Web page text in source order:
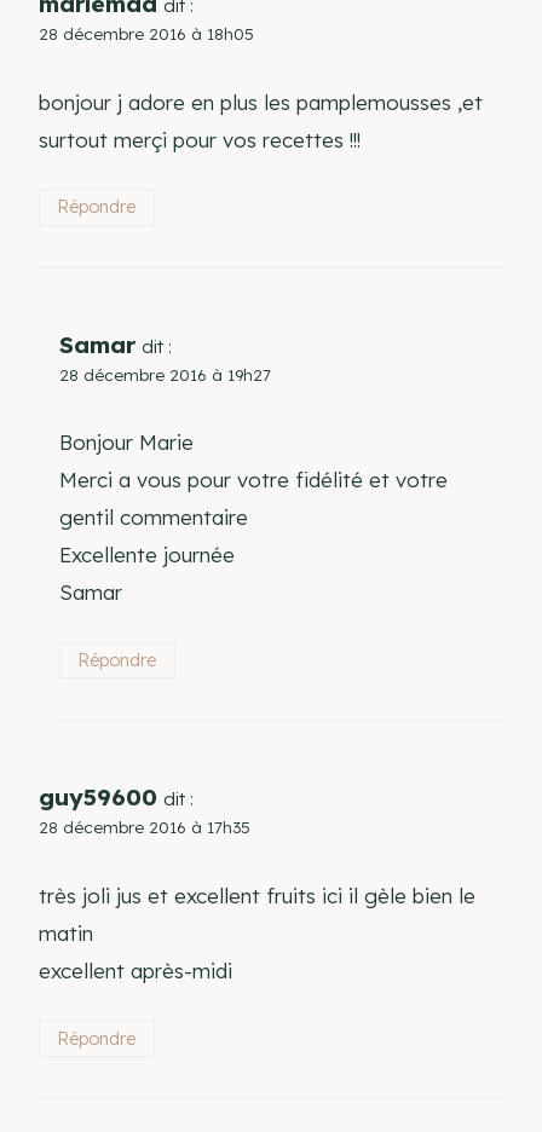
dit :
28 décembre 2016 à 18h05
bonjour j adore en plus les pamplemousses ,et
surtout merçi pour vos recettes !!!
Répondre
Samar dit :
28 décembre 2016 à 19h27
Bonjour Marie
Merci a vous pour votre fidélité et votre
gentil commentaire
Excellente journée
Samar
Répondre
guy59600 dit :
28 décembre 2016 à 17h35
très joli jus et excellent fruits ici il gèle bien le
matin
excellent après-midi
Répondre